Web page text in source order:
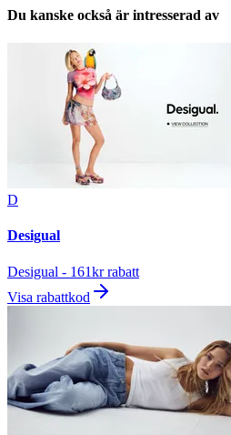
Du kanske också är intresserad av
D
Desigual
Desigual - 161kr rabatt
Visa rabattkod